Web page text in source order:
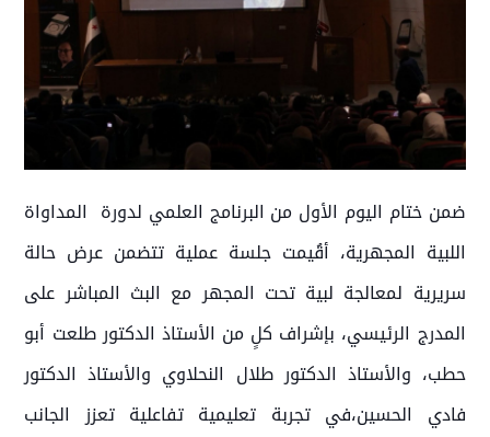
ضمن ختام اليوم الأول من البرنامج العلمي لدورة المداواة
اللبية المجهرية، أقُيمت جلسة عملية تتضمن عرض حالة
سريرية لمعالجة لبية تحت المجهر مع البث المباشر على
المدرج الرئيسي، بإشراف كلٍ من الأستاذ الدكتور طلعت أبو
حطب، والأستاذ الدكتور طلال النحلاوي والأستاذ الدكتور
فادي الحسين،في تجربة تعليمية تفاعلية تعزز الجانب